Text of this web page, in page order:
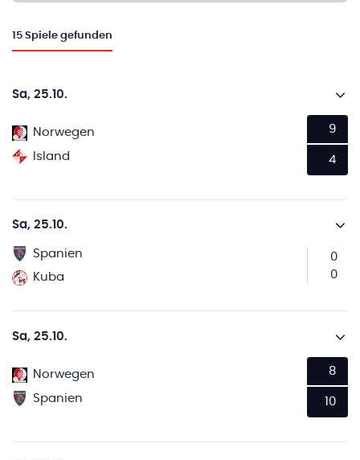
15 Spiele gefunden
Sa, 25.10.
Norwegen
Island
9
4
Sa, 25.10.
Spanien
Kuba
0
0
Sa, 25.10.
Norwegen
Spanien
8
10